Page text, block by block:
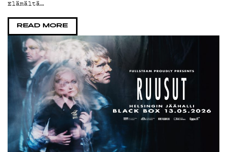
DEMAND
PODCAST
Elämältä…
READ MORE